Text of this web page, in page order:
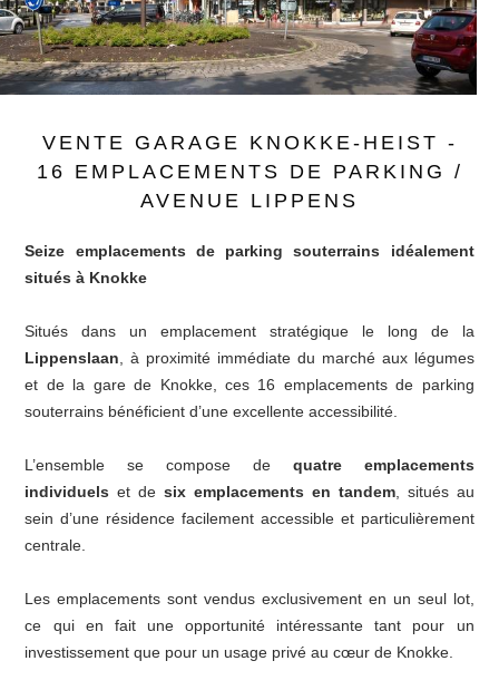
VENTE GARAGE KNOKKE-HEIST -
16 EMPLACEMENTS DE PARKING /
AVENUE LIPPENS
Seize emplacements de parking souterrains idéalement
situés à Knokke
Situés dans un emplacement stratégique le long de la
Lippenslaan , à proximité immédiate du marché aux légumes
et de la gare de Knokke, ces 16 emplacements de parking
souterrains bénéficient d’une excellente accessibilité.
L’ensemble se compose de quatre emplacements
individuels et desix emplacements en tandem, situés au
sein d’une résidence facilement accessible et particulièrement
centrale.
Les emplacements sont vendus exclusivement en un seul lot,
ce qui en fait une opportunité intéressante tant pour un
investissement que pour un usage privé au cœur de Knokke.